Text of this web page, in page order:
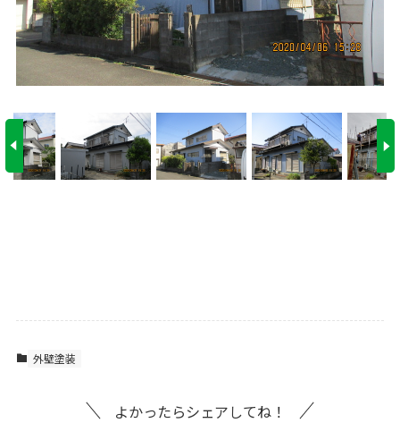
外壁塗装
よかったらシェアしてね！